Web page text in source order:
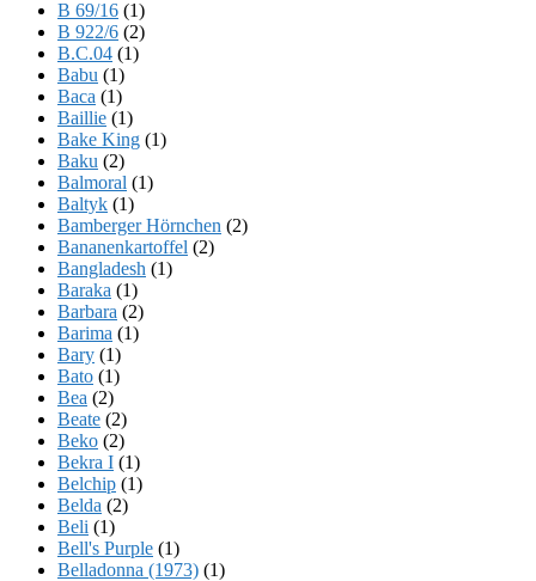
B 69/16 (1)
B 922/6 (2)
B.C.04 (1)
Babu (1)
Baca (1)
Baillie (1)
Bake King (1)
Baku (2)
Balmoral (1)
Baltyk (1)
Bamberger Hörnchen (2)
Bananenkartoffel (2)
Bangladesh (1)
Baraka (1)
Barbara (2)
Barima (1)
Bary (1)
Bato (1)
Bea (2)
Beate (2)
Beko (2)
Bekra I (1)
Belchip (1)
Belda (2)
Beli (1)
Bell's Purple (1)
Belladonna (1973) (1)